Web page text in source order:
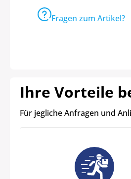
Fragen zum Artikel?
Ihre Vorteile
Für jegliche Anfragen und